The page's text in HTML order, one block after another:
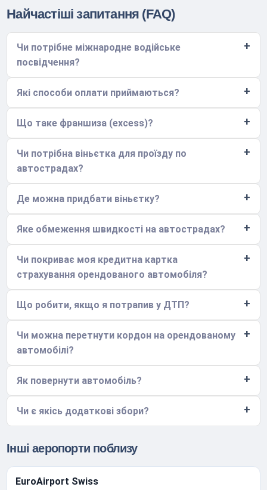
Найчастіші запитання (FAQ)
Чи потрібне міжнародне водійське
посвідчення?
Які способи оплати приймаються?
Що таке франшиза (excess)?
Чи потрібна віньєтка для проїзду по
автострадах?
Де можна придбати віньєтку?
Яке обмеження швидкості на автострадах?
Чи покриває моя кредитна картка
страхування орендованого автомобіля?
Що робити, якщо я потрапив у ДТП?
Чи можна перетнути кордон на орендованому
автомобілі?
Як повернути автомобіль?
Чи є якісь додаткові збори?
Інші аеропорти поблизу
EuroAirport Swiss